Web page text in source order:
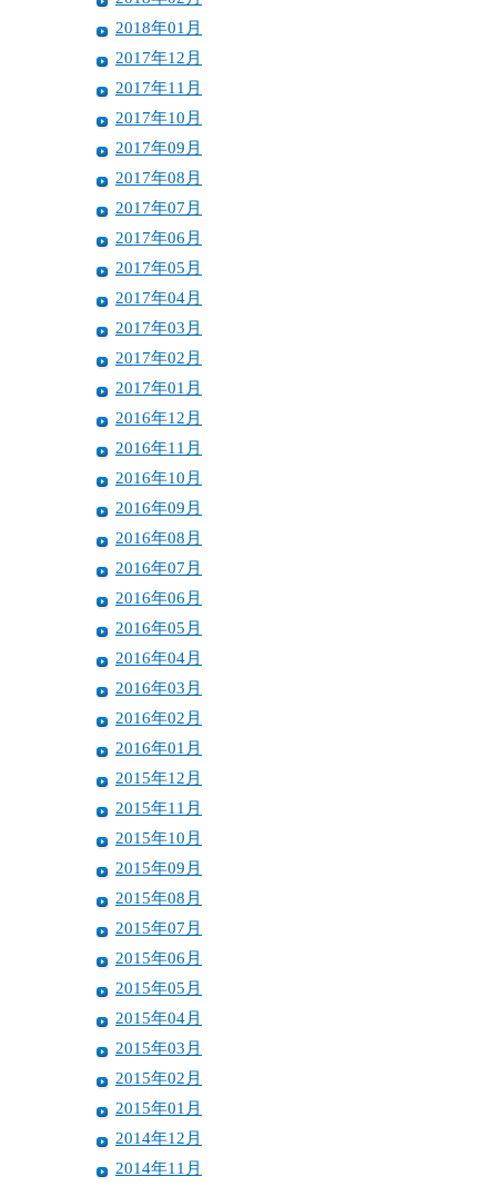
2018年01月
2017年12月
2017年11月
2017年10月
2017年09月
2017年08月
2017年07月
2017年06月
2017年05月
2017年04月
2017年03月
2017年02月
2017年01月
2016年12月
2016年11月
2016年10月
2016年09月
2016年08月
2016年07月
2016年06月
2016年05月
2016年04月
2016年03月
2016年02月
2016年01月
2015年12月
2015年11月
2015年10月
2015年09月
2015年08月
2015年07月
2015年06月
2015年05月
2015年04月
2015年03月
2015年02月
2015年01月
2014年12月
2014年11月